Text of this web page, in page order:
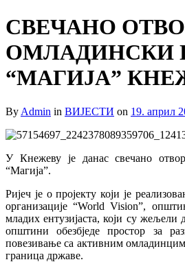
СВЕЧАНО
ОМЛАДИНСКИ
“МАГИЈА”
By Admin in ВИЈЕСТИ on 19. април
У Кнежеву је данас свечано
“Магија”.
Ријеч је о пројекту који је
организације “World Vision”,
младих ентузијаста, који су
општини обезбједе простор за
повезивање са активним
граница државе.